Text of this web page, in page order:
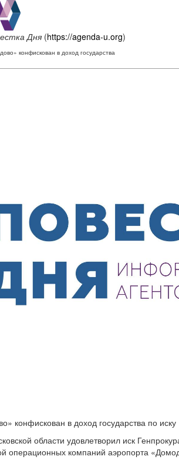
Дня (https://agenda-u.org)
конфискован в доход государства
конфискован в доход государства по
области удовлетворил иск
операционных компаний аэропорта